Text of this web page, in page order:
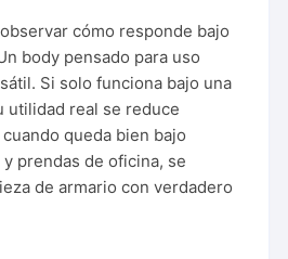
cómo responde bajo
body pensado para uso
Si solo funciona bajo una
utilidad real se reduce
queda bien bajo
prendas de oficina, se
de armario con verdadero